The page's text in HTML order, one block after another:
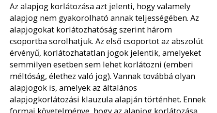
Az alapjog korlátozása azt jelenti, hogy valamely
alapjog nem gyakorolható annak teljességében. Az
alapjogokat korlátozhatóság szerint három
csoportba sorolhatjuk. Az első csoportot az abszolút
érvényű, korlátozhatatlan jogok jelentik, amelyeket
semmilyen esetben sem lehet korlátozni (emberi
méltóság, élethez való jog). Vannak továbbá olyan
alapjogok is, amelyek az általános
alapjogkorlátozási klauzula alapján történhet. Ennek